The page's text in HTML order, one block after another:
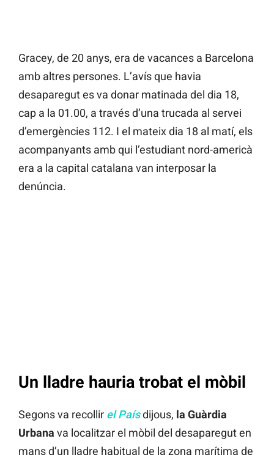
Gracey, de 20 anys, era de vacances a Barcelona
amb altres persones. L’avís que havia
desaparegut es va donar matinada del dia 18,
cap a la 01.00, a través d’una trucada al servei
d’emergències 112. I el mateix dia 18 al matí, els
acompanyants amb qui l’estudiant nord-americà
era a la capital catalana van interposar la
denúncia.
Un lladre hauria trobat el mòbil
Segons va recollir el Paísdijous, la Guàrdia
Urbana va localitzar el mòbil del desaparegut en
mans d’un lladre habitual de la zona marítima de